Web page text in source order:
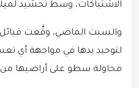
الاشتباكات، وسط تحشيد
والسبت الماضي، وقَّعت قبائل
لتوحيد يدها في مواجهة أي
محاولة سطو على أراضيها من